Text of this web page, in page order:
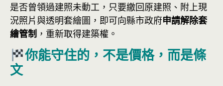
是否曾領過建照未動工，只要繳回原建照、附上現
況照片與透明套繪圖，即可向縣市政府申請解除套
繪管制 ，重新取得建築權。
你能守住的，不是價格，而是條
文